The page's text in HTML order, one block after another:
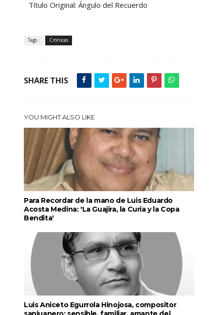
Título Original: Ángulo del Recuerdo
Tags : Crónicas
SHARE THIS
YOU MIGHT ALSO LIKE
Para Recordar de la mano de Luis Eduardo
Acosta Medina: 'La Guajira, la Curia y la Copa
Bendita'
Luis Aniceto Egurrola Hinojosa, compositor